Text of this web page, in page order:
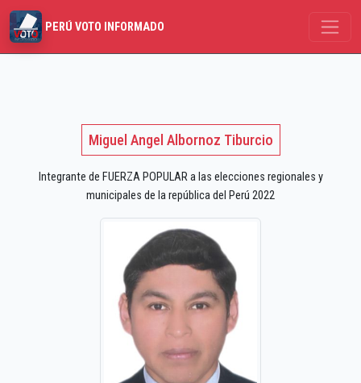
PERÚ VOTO INFORMADO
Miguel Angel Albornoz Tiburcio
Integrante de FUERZA POPULAR a las elecciones regionales y
municipales de la república del Perú 2022